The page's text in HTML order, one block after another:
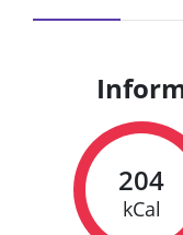
204
kCal